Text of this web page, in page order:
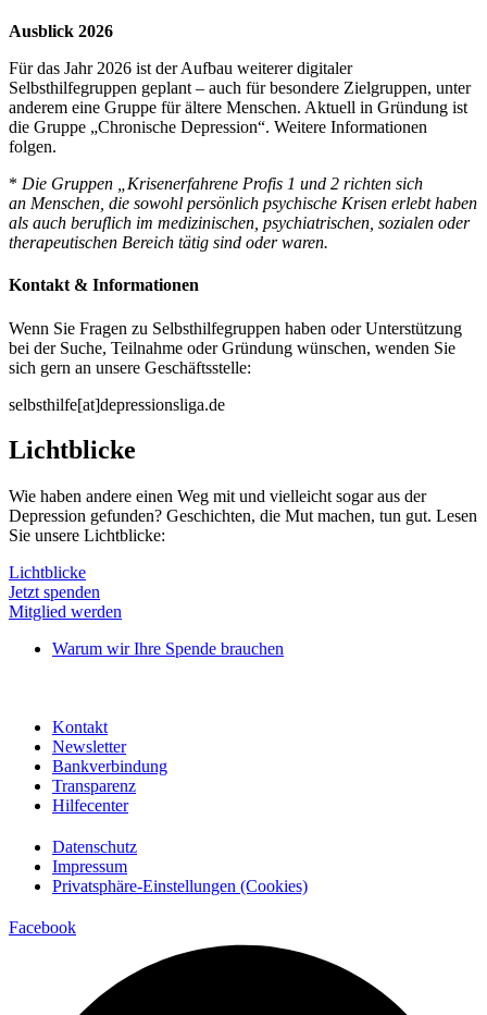
Ausblick 2026
Für das Jahr 2026 ist der Aufbau weiterer digitaler
Selbsthilfegruppen geplant – auch für besondere Zielgruppen, unter
anderem eine Gruppe für ältere Menschen. Aktuell in Gründung ist
die Gruppe „Chronische Depression“. Weitere Informationen
folgen.
* Die Gruppen „Krisenerfahrene Profis 1 und 2 richten sich
an Menschen, die sowohl persönlich psychische Krisen erlebt haben
als auch beruflich im medizinischen, psychiatrischen, sozialen oder
therapeutischen Bereich tätig sind oder waren.
Kontakt & Informationen
Wenn Sie Fragen zu Selbsthilfegruppen haben oder Unterstützung
bei der Suche, Teilnahme oder Gründung wünschen, wenden Sie
sich gern an unsere Geschäftsstelle:
selbsthilfe[at]depressionsliga.de
Lichtblicke
Wie haben andere einen Weg mit und vielleicht sogar aus der
Depression gefunden? Geschichten, die Mut machen, tun gut. Lesen
Sie unsere Lichtblicke:
Lichtblicke
Jetzt spenden
Mitglied werden
Warum wir Ihre Spende brauchen
Kontakt
Newsletter
Bankverbindung
Transparenz
Hilfecenter
Datenschutz
Impressum
Privatsphäre-Einstellungen (Cookies)
Facebook